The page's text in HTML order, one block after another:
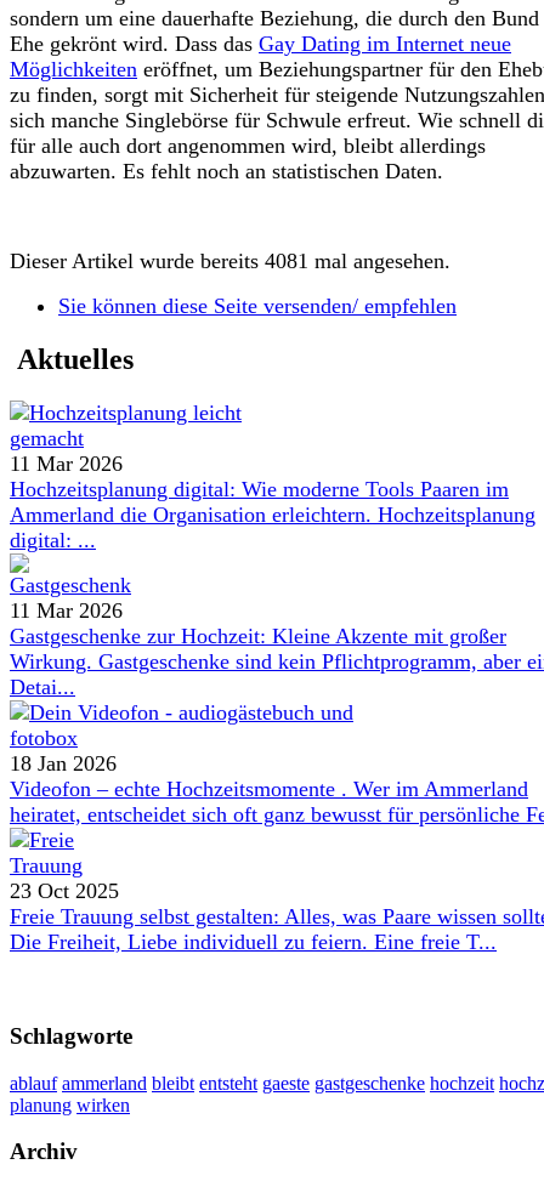
sondern um eine dauerhafte Beziehung, die durch den Bund
Ehe gekrönt wird. Dass das Gay Dating im Internet neue
Möglichkeiten eröffnet, um Beziehungspartner für den
zu finden, sorgt mit Sicherheit für steigende
sich manche Singlebörse für Schwule erfreut. Wie schnell
für alle auch dort angenommen wird, bleibt allerdings
abzuwarten. Es fehlt noch an statistischen Daten.
Dieser Artikel wurde bereits 4081 mal angesehen.
Sie können diese Seite versenden/ empfehlen
Aktuelles
11 Mar 2026
Hochzeitsplanung digital: Wie moderne Tools Paaren im
Ammerland die Organisation erleichtern. Hochzeitsplanung
digital: ...
11 Mar 2026
Gastgeschenke zur Hochzeit: Kleine Akzente mit großer
Wirkung. Gastgeschenke sind kein Pflichtprogramm, aber
Detai...
18 Jan 2026
Videofon – echte Hochzeitsmomente . Wer im Ammerland
heiratet, entscheidet sich oft ganz bewusst für persönliche
23 Oct 2025
Freie Trauung selbst gestalten: Alles, was Paare wissen
Die Freiheit, Liebe individuell zu feiern. Eine freie T...
Schlagworte
ablauf ammerland bleibt entsteht gaeste gastgeschenke hochzeit
planung wirken
Archiv